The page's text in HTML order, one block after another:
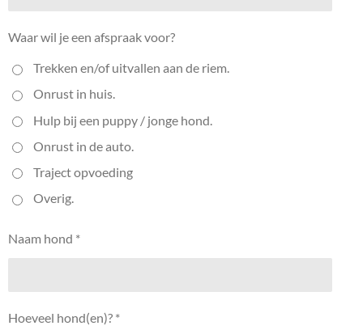
Waar wil je een afspraak voor?
Trekken en/of uitvallen aan de riem.
Onrust in huis.
Hulp bij een puppy / jonge hond.
Onrust in de auto.
Traject opvoeding
Overig.
Naam hond *
Hoeveel hond(en)? *